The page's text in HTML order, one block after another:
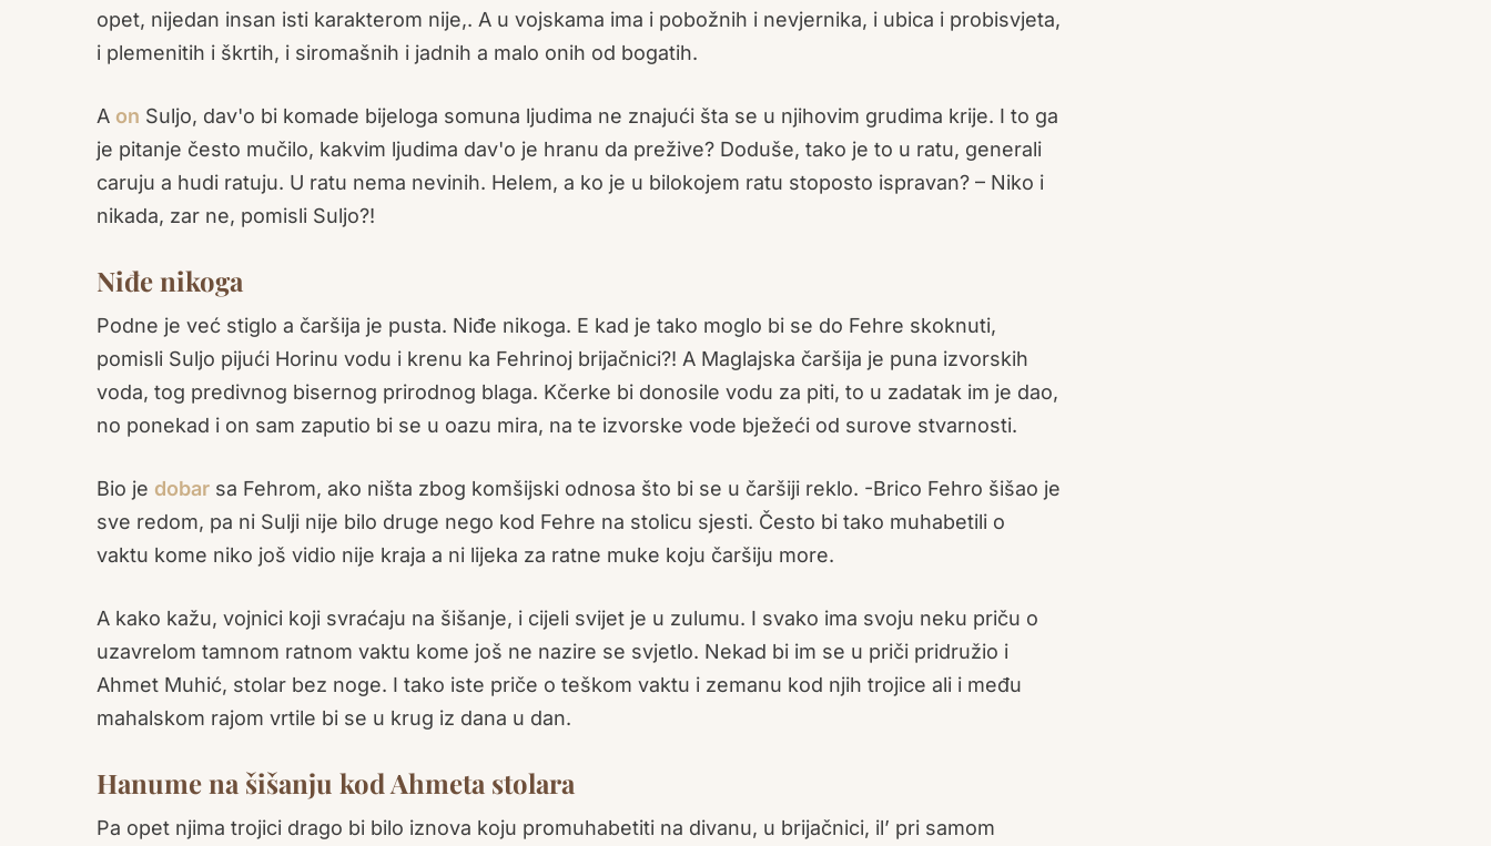
opet, nijedan insan isti karakterom nije,. A u vojskama ima i pobožnih i nevjernika, i ubica i probisvjeta,
i plemenitih i škrtih, i siromašnih i jadnih a malo onih od bogatih.
A on Suljo, dav'o bi komade bijeloga somuna ljudima ne znajući šta se u njihovim grudima krije. I to ga
je pitanje često mučilo, kakvim ljudima dav'o je hranu da prežive? Doduše, tako je to u ratu, generali
caruju a hudi ratuju. U ratu nema nevinih. Helem, a ko je u bilokojem ratu stoposto ispravan? – Niko i
nikada, zar ne, pomisli Suljo?!
Niđe nikoga
Podne je već stiglo a čaršija je pusta. Niđe nikoga. E kad je tako moglo bi se do Fehre skoknuti,
pomisli Suljo pijući Horinu vodu i krenu ka Fehrinoj brijačnici?! A Maglajska čaršija je puna izvorskih
voda, tog predivnog bisernog prirodnog blaga. Kčerke bi donosile vodu za piti, to u zadatak im je dao,
no ponekad i on sam zaputio bi se u oazu mira, na te izvorske vode bježeći od surove stvarnosti.
Bio je dobar sa Fehrom, ako ništa zbog komšijski odnosa što bi se u čaršiji reklo. -Brico Fehro šišao je
sve redom, pa ni Sulji nije bilo druge nego kod Fehre na stolicu sjesti. Često bi tako muhabetili o
vaktu kome niko još vidio nije kraja a ni lijeka za ratne muke koju čaršiju more.
A kako kažu, vojnici koji svraćaju na šišanje, i cijeli svijet je u zulumu. I svako ima svoju neku priču o
uzavrelom tamnom ratnom vaktu kome još ne nazire se svjetlo. Nekad bi im se u priči pridružio i
Ahmet Muhić, stolar bez noge. I tako iste priče o teškom vaktu i zemanu kod njih trojice ali i među
mahalskom rajom vrtile bi se u krug iz dana u dan.
Hanume na šišanju kod Ahmeta stolara
Pa opet njima trojici drago bi bilo iznova koju promuhabetiti na divanu, u brijačnici, il’ pri samom